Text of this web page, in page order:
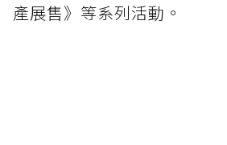
產展售》等系列活動。